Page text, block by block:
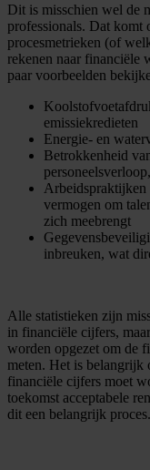
Dit is misschien wel de
professionals. Dat komt
procesmetrieken (of
rekenen naar financiële
paar voorbeelden
emissiekredieten
Energie- en
Betrokkenheid
Arbeidspraktijken
vermogen om
zich meebrengt
inbreuken, wat
Alle statistieken zijn
in financiële cijfers,
worden opgezet om de
meten. Het is belangrijk
financiële cijfers moet
toekomst acceptabele
dit een belangrijk proces.